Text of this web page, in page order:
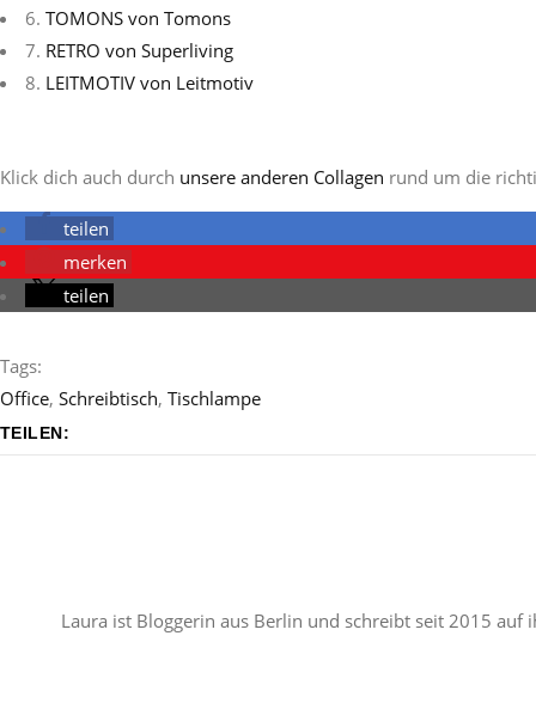
6. TOMONS von Tomons
7. RETRO von Superliving
8. LEITMOTIV von Leitmotiv
Klick dich auch durch unsere anderen Collagen rund um die
teilen
merken
teilen
Tags:
Office, Schreibtisch, Tischlampe
TEILEN:
Laura ist Bloggerin aus Berlin und schreibt seit 2015 auf